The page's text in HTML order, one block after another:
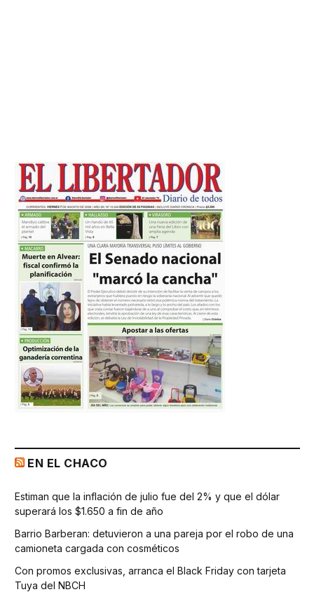
EN EL CHACO
Estiman que la inflación de julio fue del 2% y que el dólar
superará los $1.650 a fin de año
Barrio Barberan: detuvieron a una pareja por el robo de una
camioneta cargada con cosméticos
Con promos exclusivas, arranca el Black Friday con tarjeta
Tuya del NBCH